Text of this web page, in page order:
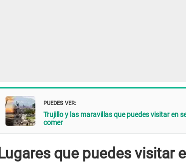
PUEDES VER:
Trujillo y las maravillas que puedes visitar en
comer
Lugares que puedes visitar